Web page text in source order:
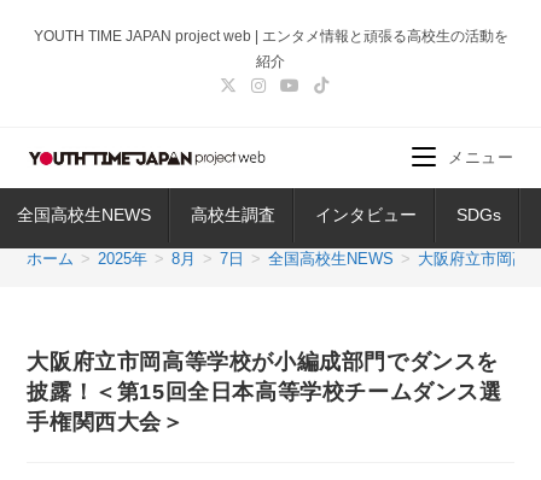
ス
ッ
YOUTH TIME JAPAN project web | エンタメ情報と頑張る高校生の活動を
紹介
全国高校生NEWS 高校生調査 インタビュー SDGs
メニュー
ホーム > 2025年 > 8月 > 7日 > 全国高校生NEWS > 大阪府立市岡高
大阪府立市岡高等学校が小編成部門でダンスを
披露！＜第15回全日本高等学校チームダンス選
手権関西大会＞